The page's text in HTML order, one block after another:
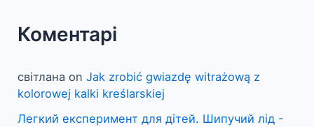
Коментарі
світлана onJak zrobić gwiazdę witrażową z
kolorowej kalki kreślarskiej
Легкий експеримент для дітей. Шипучий лід -